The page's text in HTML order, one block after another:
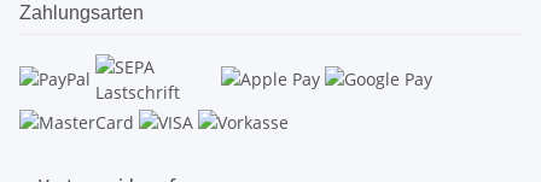
Zahlungsarten